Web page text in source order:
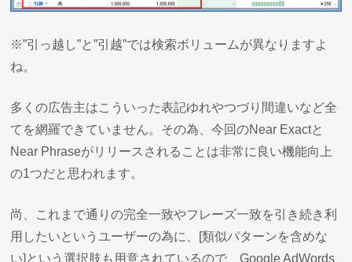
※”引っ越し”と”引越”では検索ボリュームが異なりますよ
ね。
多くの広告主はこういった表記ゆれやつづり間違いなど全
てを網羅できていません。その為、今回のNear Exactと
Near Phraseがリリースされることは非常に良い機能向上
の1つだと思われます。
尚、これまで通りの完全一致やフレーズ一致を引き続き利
用したいというユーザーの為に、[類似パターンを含めな
い]という選択肢も用意されているので、Google AdWords